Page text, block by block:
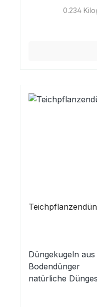
0.234
Düngekugeln
Bodendünger
natürliche